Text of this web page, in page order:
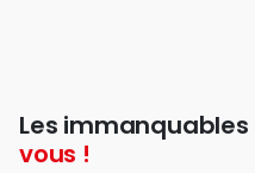
Les immanquables
vous !